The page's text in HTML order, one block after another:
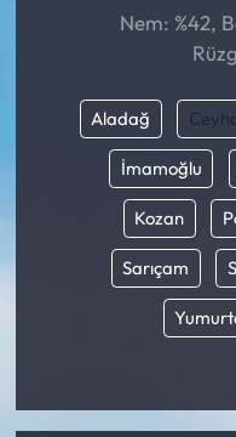
Nem: %42,
Aladağ
İmamoğlu
Kozan
Sarıçam